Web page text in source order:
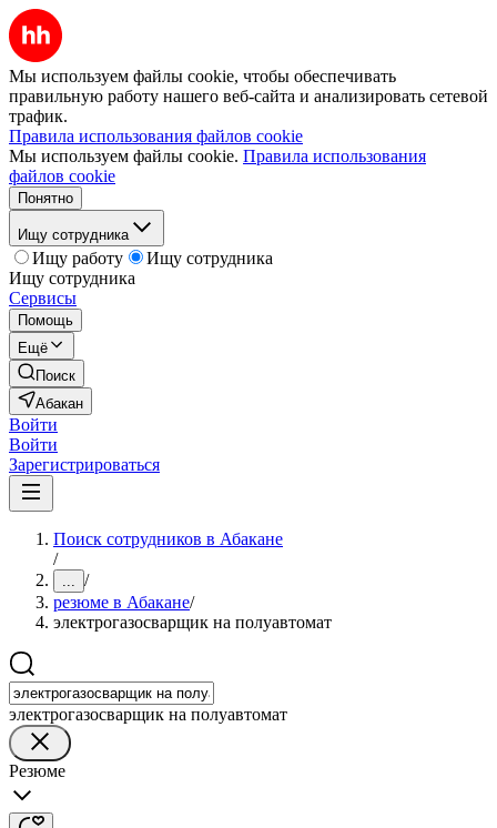
Мы используем файлы cookie, чтобы обеспечивать
правильную работу нашего веб-сайта и анализировать сетевой
трафик.
Правила использования файлов cookie
Мы используем файлы cookie. Правила использования
файлов cookie
Понятно
Ищу сотрудника
Ищу работу
Ищу сотрудника
Ищу сотрудника
Сервисы
Помощь
Ещё
Поиск
Абакан
Войти
Войти
Зарегистрироваться
Поиск сотрудников в Абакане
/
... /
резюме в Абакане/
электрогазосварщик на полуавтомат
электрогазосварщик на полуавтомат
Резюме